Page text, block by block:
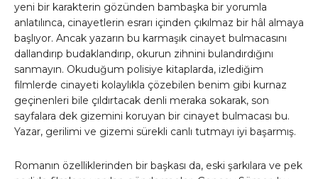
yeni bir karakterin gözünden bambaşka bir yorumla
anlatılınca, cinayetlerin esrarı içinden çıkılmaz bir hâl almaya
başlıyor. Ancak yazarın bu karmaşık cinayet bulmacasını
dallandırıp budaklandırıp, okurun zihnini bulandırdığını
sanmayın. Okuduğum polisiye kitaplarda, izlediğim
filmlerde cinayeti kolaylıkla çözebilen benim gibi kurnaz
geçinenleri bile çıldırtacak denli meraka sokarak, son
sayfalara dek gizemini koruyan bir cinayet bulmacası bu.
Yazar, gerilimi ve gizemi sürekli canlı tutmayı iyi başarmış.
Romanın özelliklerinden bir başkası da, eski şarkılara ve pek